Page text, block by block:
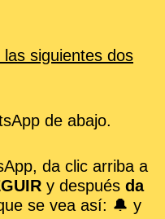
siguientes dos
de abajo.
da clic arriba a
y después da
se vea así: 🔔 y